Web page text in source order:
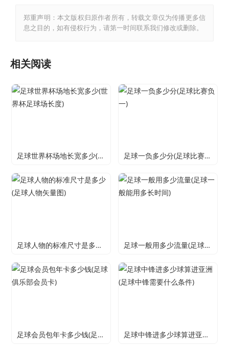
郑重声明：本文版权归原作者所有，转载文章仅为传播更多信
息之目的，如有侵权行为，请第一时间联系我们修改或删除。
相关阅读
足球世界杯场地长宽多少(世界杯足球场长度) 足球一负多少分(足球比赛负一)
足球人物的标准尺寸是多少(足球人物矢量图) 足球一般用多少流量(足球一般能用多长时间)
足球会员包年卡多少钱(足球俱乐部会员卡) 足球中锋进多少球算进亚洲(足球中锋需要什么条件)